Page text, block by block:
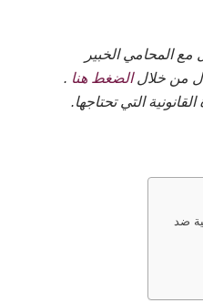
مع المحامي الخبير
من خلالالضغط هنا .
التي تحتاجها.
ضد